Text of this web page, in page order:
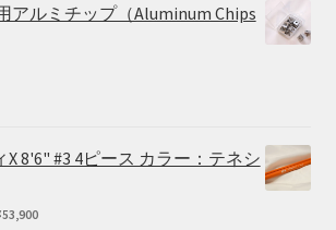
アルミチップ（Aluminum Chips
X 8'6" #3 4ピース カラー：テネシ
53,900